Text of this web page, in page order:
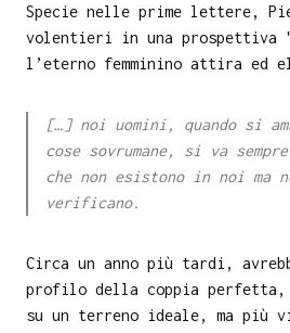
Specie nelle prime lettere,
volentieri in una prospettiva
l’eterno femminino attira ed
[…] noi uomini, quando si
cose sovrumane, si va
che non esistono in noi ma
verificano.
Circa un anno più tardi,
profilo della coppia perfetta,
su un terreno ideale, ma più